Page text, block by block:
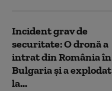
Incident grav de
securitate: O dronă a
intrat din România în
Bulgaria şi a explodat
la...